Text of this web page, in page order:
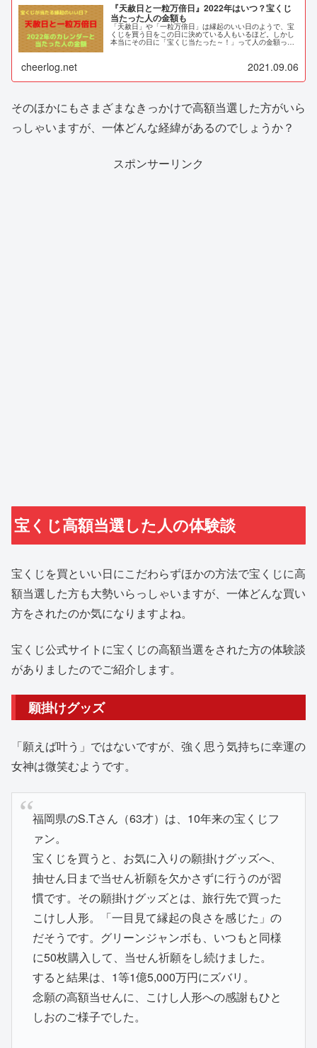
『天赦日と一粒万倍日』2022年はいつ？宝くじ
当たった人の金額も
「天赦日」や「一粒万倍日」は縁起のいい日のようで、宝
くじを買う日をこの日に決めている人もいるほど。しかし
本当にその日に「宝くじ当たった～！」って人の金額って
どのくらい？そこで2022年の「天赦日」「一粒万倍日」は
cheerlog.net 2021.09.06
そのほかにもさまざまなきっかけで高額当選した方がいら
っしゃいますが、一体どんな経緯があるのでしょうか？
スポンサーリンク
宝くじ高額当選した人の体験談
宝くじを買といい日にこだわらずほかの方法で宝くじに高
額当選した方も大勢いらっしゃいますが、一体どんな買い
方をされたのか気になりますよね。
宝くじ公式サイトに宝くじの高額当選をされた方の体験談
がありましたのでご紹介します。
願掛けグッズ
「願えば叶う」ではないですが、強く思う気持ちに幸運の
女神は微笑むようです。
福岡県のS.Tさん（63才）は、10年来の宝くじフ
ァン。
宝くじを買うと、お気に入りの願掛けグッズへ、
抽せん日まで当せん祈願を欠かさずに行うのが習
慣です。その願掛けグッズとは、旅行先で買った
こけし人形。「一目見て縁起の良さを感じた」の
だそうです。グリーンジャンボも、いつもと同様
に50枚購入して、当せん祈願をし続けました。
すると結果は、1等1億5,000万円にズバリ。
念願の高額当せんに、こけし人形への感謝もひと
しおのご様子でした。